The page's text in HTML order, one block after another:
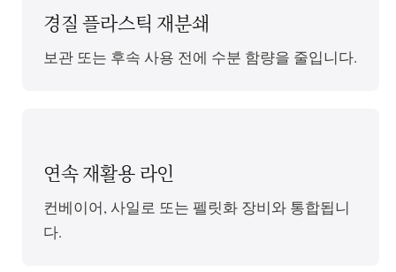
경질 플라스틱 재분쇄
보관 또는 후속 사용 전에 수분 함량을 줄입니다.
연속 재활용 라인
컨베이어, 사일로 또는 펠릿화 장비와 통합됩니
다.